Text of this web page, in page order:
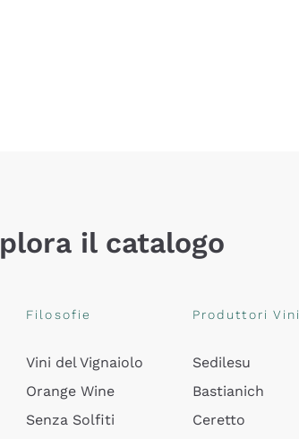
il catalogo
Filosofie
Vini del Vignaiolo
Orange Wine
Senza Solfiti
Produttori Vini
Sedilesu
Bastianich
Ceretto